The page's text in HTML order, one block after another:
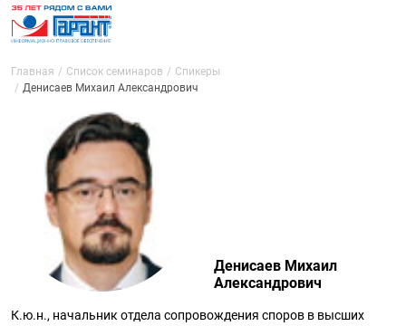
Главная Список семинаров
Спикеры
Денисаев Михаил Александрович
Денисаев Михаил
Александрович
К.ю.н., начальник отдела сопровождения споров в высших